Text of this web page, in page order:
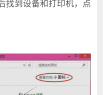
到设备和打印机，点